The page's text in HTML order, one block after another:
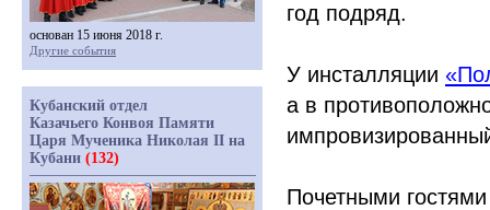
год подряд.
У инсталляции
а в
Почетными
основан 15 июня 2018 г.
Другие события
Кубанский отдел
Казачьего Конвоя Памяти
Царя Мученика Николая II на
Кубани (132)